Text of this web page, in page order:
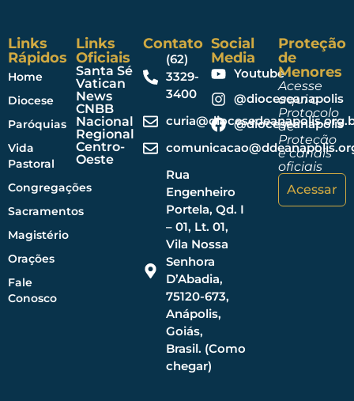
Links
Rápidos
Home
Diocese
Paróquias
Vida
Pastoral
Congregações
Sacramentos
Magistério
Orações
Fale
Conosco
Links
Oficiais
Santa Sé
Vatican
News
CNBB
Nacional
Regional
Centro-
Oeste
Contato
(62)
3329-
3400
Rua
Engenheiro
Portela, Qd. I
– 01, Lt. 01,
Vila Nossa
Senhora
D’Abadia,
75120-673,
Anápolis,
Goiás,
Brasil. (Como
chegar)
Social
Media
Youtube
@dioceseanapolis
@dioceseanapolis
Proteção
de
Menores
Acesse
aqui o
Protocolo
de
Proteção
e canais
oficiais
Acessar